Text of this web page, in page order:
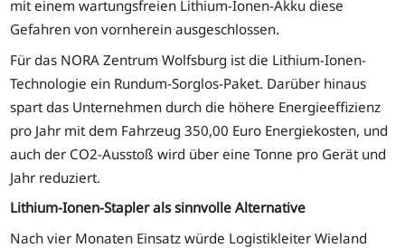
mit einem wartungsfreien Lithium-Ionen-Akku diese
Gefahren von vornherein ausgeschlossen.
Für das NORA Zentrum Wolfsburg ist die Lithium-Ionen-
Technologie ein Rundum-Sorglos-Paket. Darüber hinaus
spart das Unternehmen durch die höhere Energieeffizienz
pro Jahr mit dem Fahrzeug 350,00 Euro Energiekosten, und
auch der CO2-Ausstoß wird über eine Tonne pro Gerät und
Jahr reduziert.
Lithium-Ionen-Stapler als sinnvolle Alternative
Nach vier Monaten Einsatz würde Logistikleiter Wieland